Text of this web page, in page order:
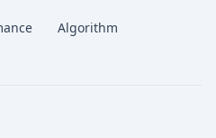
Algorithm